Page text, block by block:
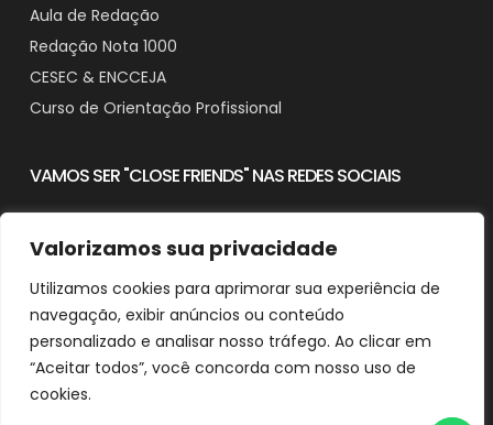
Valorizamos sua privacidade
Utilizamos cookies para aprimorar sua experiência de
navegação, exibir anúncios ou conteúdo
personalizado e analisar nosso tráfego. Ao clicar em
“Aceitar todos”, você concorda com nosso uso de
cookies.
Aula de Redação
Redação Nota 1000
CESEC & ENCCEJA
Curso de Orientação Profissional
VAMOS SER "CLOSE FRIENDS" NAS REDES SOCIAIS
Contato
Downloads
© 2025 Aprender em Casa - CNPJ: 29.482.518/0001-90